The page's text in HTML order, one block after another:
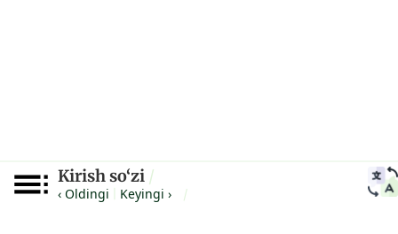
Kirish so‘zi /
‹ Oldingi Keyingi › /